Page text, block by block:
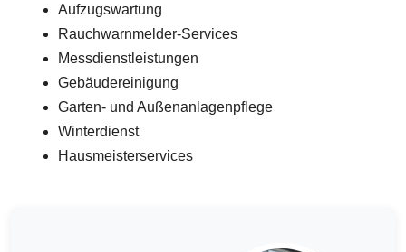
Aufzugswartung
Rauchwarnmelder-Services
Messdienstleistungen
Gebäudereinigung
Garten- und Außenanlagenpflege
Winterdienst
Hausmeisterservices